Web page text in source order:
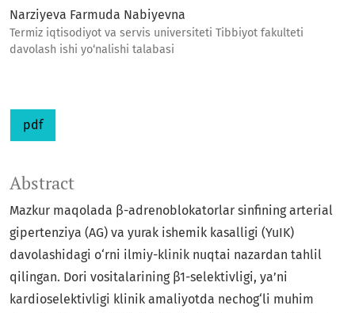
Narziyeva Farmuda Nabiyevna
Termiz iqtisodiyot va servis universiteti Tibbiyot fakulteti
davolash ishi yo‘nalishi talabasi
pdf
Abstract
Mazkur maqolada β-adrenoblokatorlar sinfining arterial
gipertenziya (AG) va yurak ishemik kasalligi (YuIK)
davolashidagi o‘rni ilmiy-klinik nuqtai nazardan tahlil
qilingan. Dori vositalarining β1-selektivligi, ya’ni
kardioselektivligi klinik amaliyotda nechog‘li muhim